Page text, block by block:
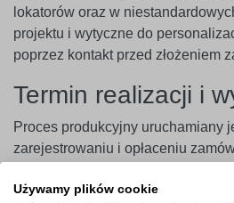
lokatorów oraz w
projektu i wytyczne do
poprzez kontakt przed złożeniem
Termin realizacji i
Proces produkcyjny uruchamiany
zarejestrowaniu i opłaceniu
produktu na wskazany adres
Używamy plików cookie